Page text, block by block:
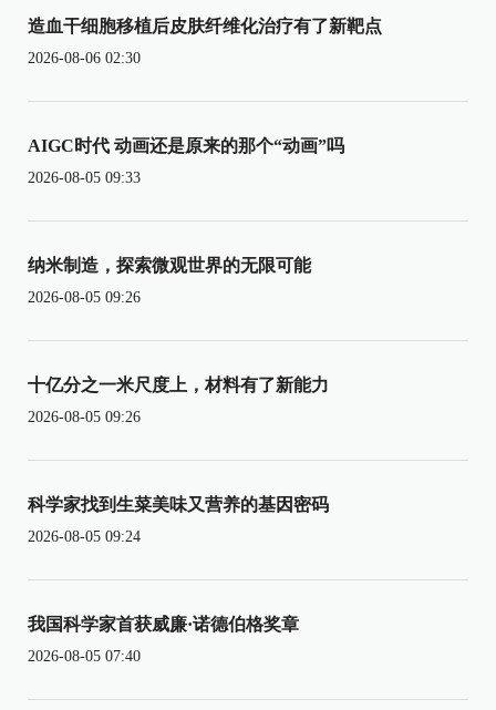
造血干细胞移植后皮肤纤维化治疗有了新靶点
2026-08-06 02:30
AIGC时代 动画还是原来的那个“动画”吗
2026-08-05 09:33
纳米制造，探索微观世界的无限可能
2026-08-05 09:26
十亿分之一米尺度上，材料有了新能力
2026-08-05 09:26
科学家找到生菜美味又营养的基因密码
2026-08-05 09:24
我国科学家首获威廉·诺德伯格奖章
2026-08-05 07:40